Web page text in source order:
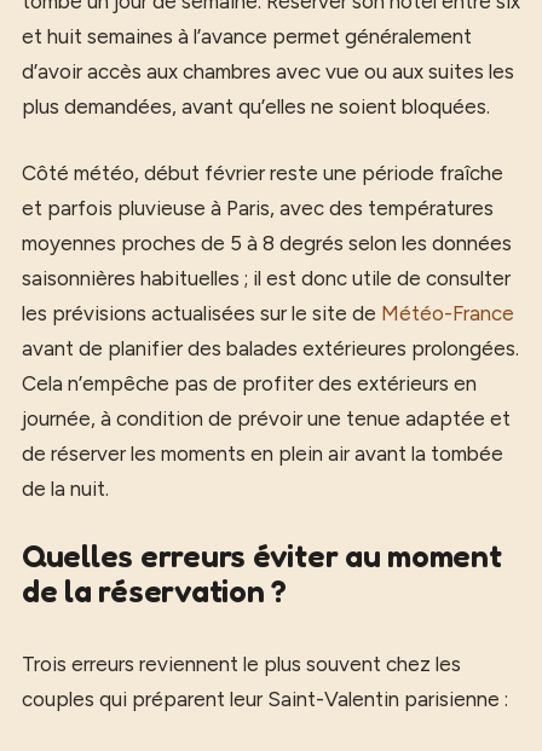
et huit semaines à l’avance permet généralement
d’avoir accès aux chambres avec vue ou aux suites les
plus demandées, avant qu’elles ne soient bloquées.
Côté météo, début février reste une période fraîche
et parfois pluvieuse à Paris, avec des températures
moyennes proches de 5 à 8 degrés selon les données
saisonnières habituelles ; il est donc utile de consulter
les prévisions actualisées sur le site de Météo-France
avant de planifier des balades extérieures prolongées.
Cela n’empêche pas de profiter des extérieurs en
journée, à condition de prévoir une tenue adaptée et
de réserver les moments en plein air avant la tombée
de la nuit.
Quelles erreurs éviter au moment
de la réservation ?
Trois erreurs reviennent le plus souvent chez les
couples qui préparent leur Saint-Valentin parisienne :